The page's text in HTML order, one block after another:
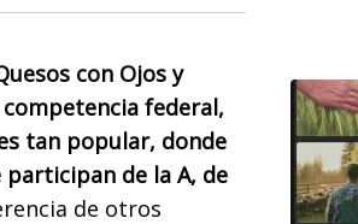
con Ojos y
federal,
tan popular, donde
de la A, de
de otros